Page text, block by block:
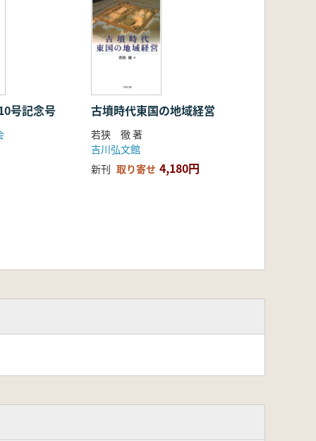
号記念号 古墳時代東国の地域経営
若狭 徹 著
吉川弘文館
新刊 取り寄せ 4,180円